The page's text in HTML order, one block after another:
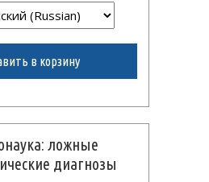
в корзину
ложные
диагнозы